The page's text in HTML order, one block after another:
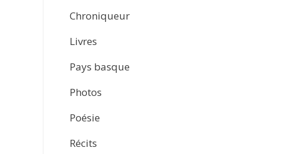
Chroniqueur
Livres
Pays basque
Photos
Poésie
Récits